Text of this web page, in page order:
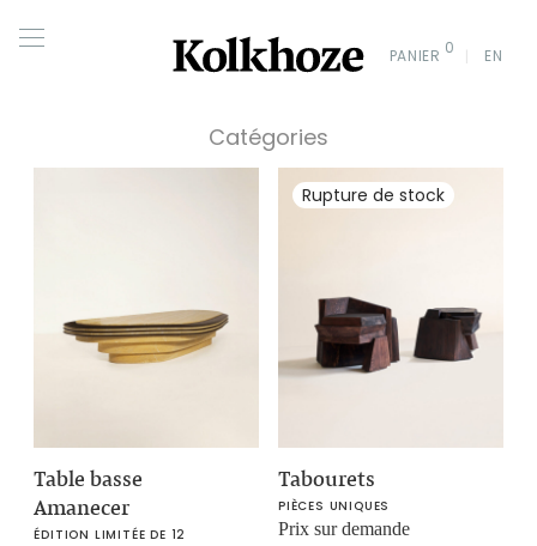
PANIER 0 EN
Catégories
Table basse
Amanecer
ÉDITION LIMITÉE DE 12
Tabourets
PIÈCES UNIQUES
Prix sur demande